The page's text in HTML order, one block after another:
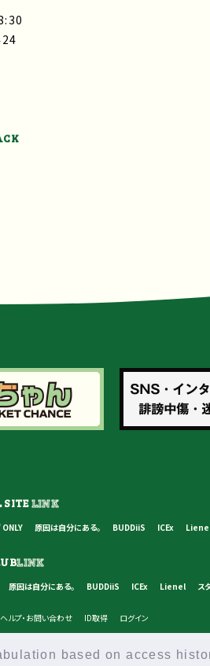
based on access
SITELINK
ONLY 原因は自分にある。 BUDDiiS ICEx
LINK
原因は自分にある。 BUDDiiS ICEx Lienel ス
ヘルプ・お問い合わせ ID取得 ログイン